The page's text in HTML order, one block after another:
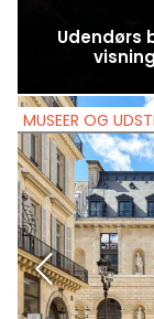
Udendørs
MUSEER OG